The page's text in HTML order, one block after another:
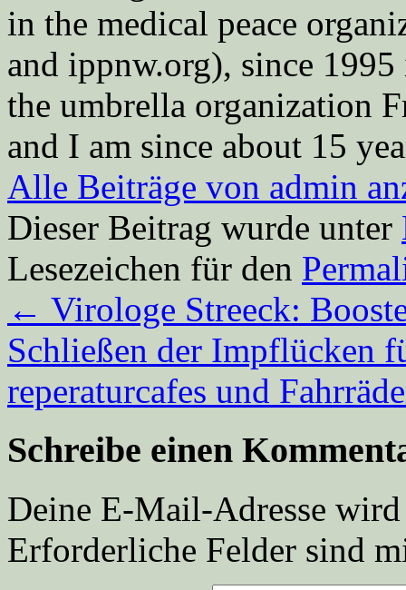
in the medical peace
and ippnw.org), since
the umbrella organization
and I am since about 15
Alle Beiträge von admin
Dieser Beitrag wurde unter
Lesezeichen für den
← Virologe Streeck:
Schließen der Impflücken
reperaturcafes und
Schreibe einen
Deine E-Mail-Adresse
Erforderliche Felder sind